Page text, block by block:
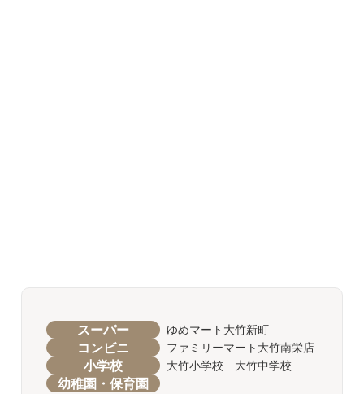
スーパー ゆめマート大竹新町
コンビニ ファミリーマート大竹南栄店
小学校 大竹小学校 大竹中学校
幼稚園・保育園